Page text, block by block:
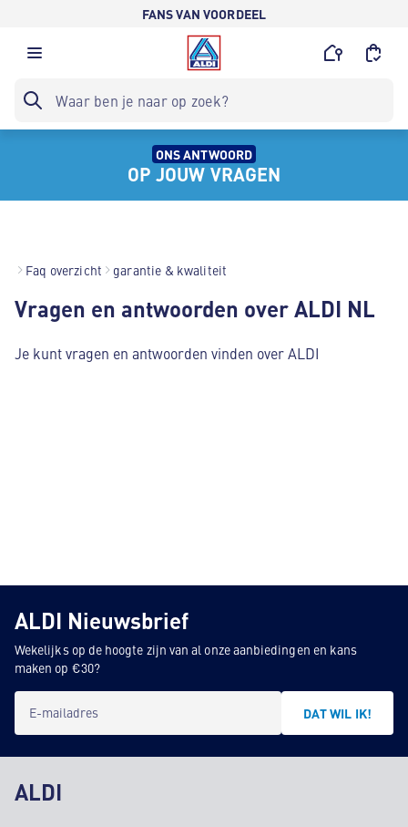
FANS VAN VOORDEEL
ONS ANTWOORD
OP JOUW VRAGEN
Faq overzicht garantie & kwaliteit
Vragen en antwoorden over ALDI NL
Je kunt vragen en antwoorden vinden over ALDI
ALDI Nieuwsbrief
Wekelijks op de hoogte zijn van al onze aanbiedingen en kans
maken op €30?
E-mailadres DAT WIL IK!
ALDI